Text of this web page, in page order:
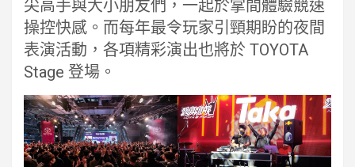
尖高手與大小朋友們，一起於掌間體驗競速
操控快感。而每年最令玩家引頸期盼的夜間
表演活動，各項精彩演出也將於 TOYOTA
Stage 登場。